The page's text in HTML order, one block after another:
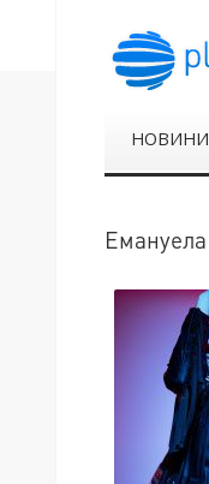
НОВИНИ
Емануела